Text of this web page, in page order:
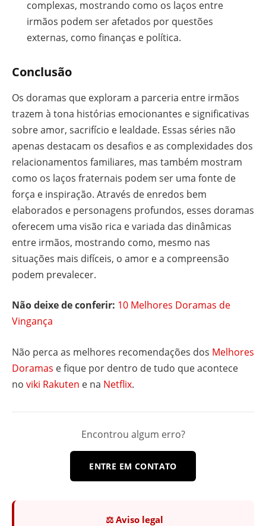
complexas, mostrando como os laços entre
irmãos podem ser afetados por questões
externas, como finanças e política.
Conclusão
Os doramas que exploram a parceria entre irmãos
trazem à tona histórias emocionantes e significativas
sobre amor, sacrifício e lealdade. Essas séries não
apenas destacam os desafios e as complexidades dos
relacionamentos familiares, mas também mostram
como os laços fraternais podem ser uma fonte de
força e inspiração. Através de enredos bem
elaborados e personagens profundos, esses doramas
oferecem uma visão rica e variada das dinâmicas
entre irmãos, mostrando como, mesmo nas
situações mais difíceis, o amor e a compreensão
podem prevalecer.
Não deixe de conferir: 10 Melhores Doramas de
Vingança
Não perca as melhores recomendações dos Melhores
Doramas e fique por dentro de tudo que acontece
no viki Rakuten e na Netflix.
Encontrou algum erro?
ENTRE EM CONTATO
⚖️ Aviso legal